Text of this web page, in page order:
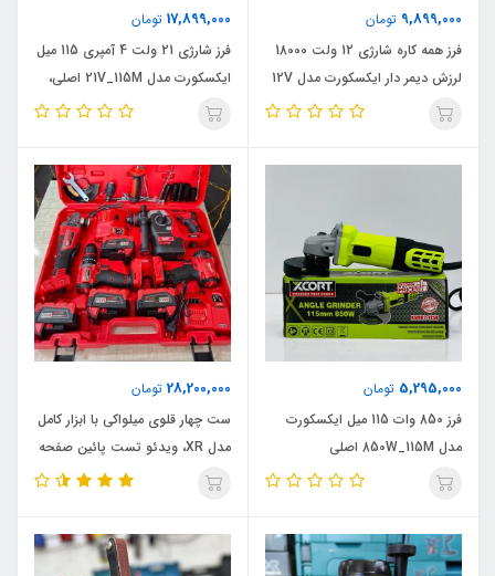
9,899,000 تومان
فرز همه کاره شارژی 12 ولت 18000
لرزش دیمر دار ایکسکورت مدل 12V
اصلی
17,899,000 تومان
فرز شارژی 21 ولت 4 آمپری 115 میل
ایکسکورت مدل 21V_115M اصلی،
ویدئو تست پائین صفحه
5,295,000 تومان
فرز 850 وات 115 میل ایکسکورت
مدل 850W_115M اصلی
28,200,000 تومان
ست چهار قلوی میلواکی با ابزار کامل
مدل XR، ویدئو تست پائین صفحه